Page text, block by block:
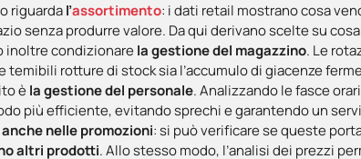
riguardal’assortimento: i dati retail mostrano cosa
senza produrre valore. Da qui derivano scelte su
inoltre condizionarela gestione del magazzino. Le
temibili rotture di stock sia l’accumulo di giacenze
èla gestione del personale. Analizzando le fasce
più efficiente, evitando sprechi e garantendo un
nelle promozioni: si può verificare se queste
altri prodotti. Allo stesso modo, l’analisi dei prezzi